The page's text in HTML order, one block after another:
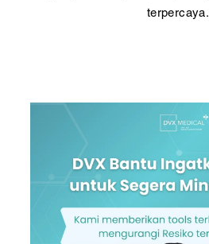
terpercaya.